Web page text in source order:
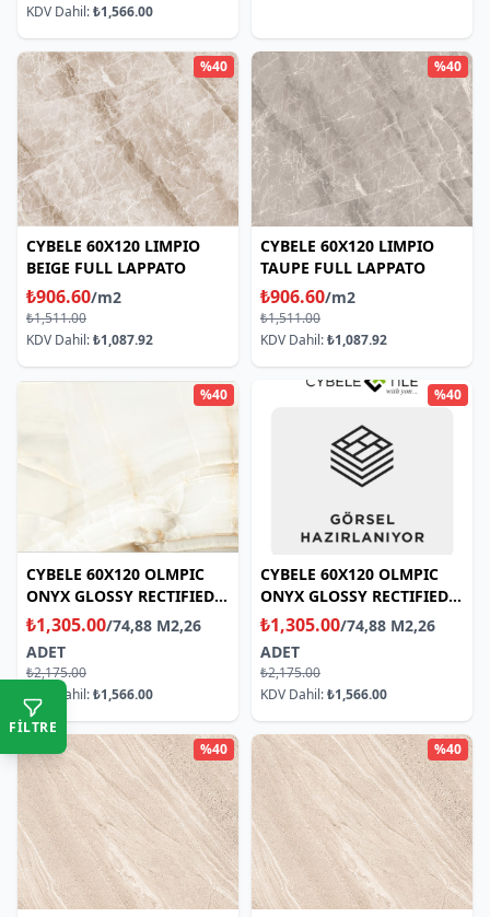
FİLTRE
KDV Dahil:₺1,566.00
%40
CYBELE 60X120 LIMPIO
BEIGE FULL LAPPATO
₺906.60/m2
₺1,511.00
KDV Dahil:₺1,087.92
%40
CYBELE 60X120 LIMPIO
TAUPE FULL LAPPATO
₺906.60/m2
₺1,511.00
KDV Dahil:₺1,087.92
%40
CYBELE 60X120 OLMPIC
ONYX GLOSSY RECTIFIED
5MM
₺1,305.00/74,88 M2,26
ADET
₺2,175.00
KDV Dahil:₺1,566.00
%40
CYBELE 60X120 OLMPIC
ONYX GLOSSY RECTIFIED
5MM
₺1,305.00/74,88 M2,26
ADET
₺2,175.00
KDV Dahil:₺1,566.00
%40 %40